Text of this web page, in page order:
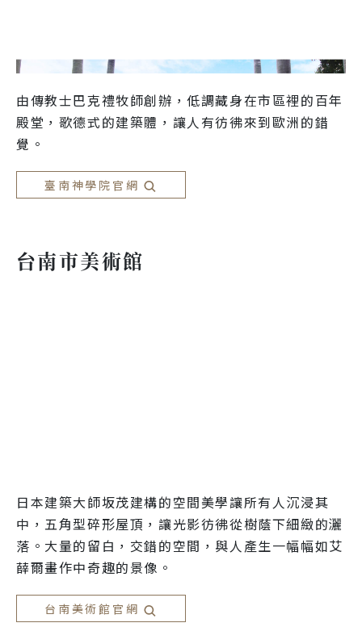
由傳教士巴克禮牧師創辦，低調藏身在市區裡的百年
殿堂，歌德式的建築體，讓人有彷彿來到歐洲的錯
臺南神學院官網
台南市美術館
日本建築大師坂茂建構的空間美學讓所有人沉浸其
中，五角型碎形屋頂，讓光影彷彿從樹蔭下細緻的灑
落。大量的留白，交錯的空間，與人產生一幅幅如艾
薛爾畫作中奇趣的景像。
台南美術館官網